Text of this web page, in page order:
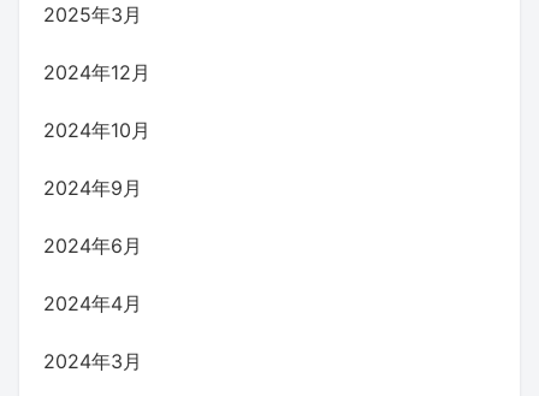
2025年3月
2024年12月
2024年10月
2024年9月
2024年6月
2024年4月
2024年3月